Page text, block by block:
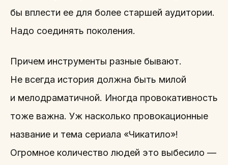
бы вплести ее для более старшей аудитории.
Надо соединять поколения.
Причем инструменты разные бывают.
Не всегда история должна быть милой
и мелодраматичной. Иногда провокативность
тоже важна. Уж насколько провокационные
название и тема сериала «Чикатило»!
Огромное количество людей это выбесило —